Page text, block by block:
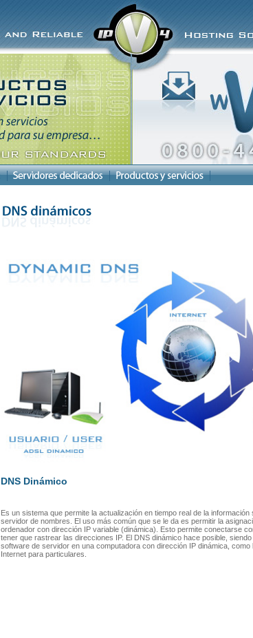
DNS Dinámico
Es un sistema que permite la actualización en tiempo real de la
servidor de nombres. El uso más común que se le da es permitir la
ordenador con dirección IP variable (dinámica). Esto permite conectarse
tener que rastrear las direcciones IP. El DNS dinámico hace posible,
software de servidor en una computadora con dirección IP dinámica,
Internet para particulares.